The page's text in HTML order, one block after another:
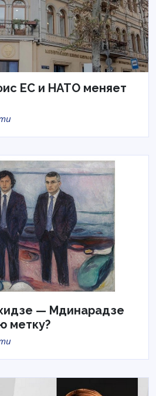
ЕС и НАТО меняет
— Мдинарадзе
метку?